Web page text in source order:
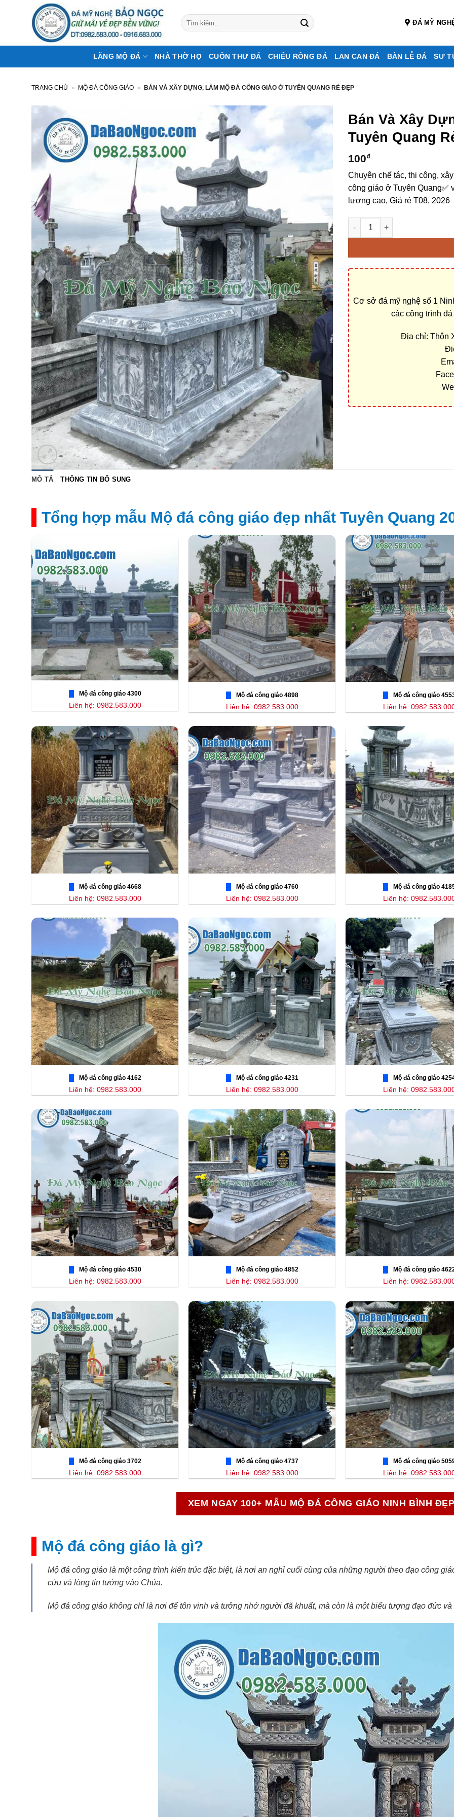
dung
Tìm
kiếm:
ĐÁ MỸ
LĂNG MỘ ĐÁ NHÀ THỜ HỌ CUỐN THƯ ĐÁ CHIẾU RỒNG ĐÁ LAN CAN ĐÁ BÀN LỄ ĐÁ SƯ
TRANG CHỦ » MỘ ĐÁ CÔNG GIÁO » BÁN VÀ XÂY DỰNG, LÀM MỘ ĐÁ CÔNG GIÁO Ở TUYÊN QUANG RẺ ĐẸP
Bán Và Xây
Tuyên Quang
100₫
Chuyên chế tác, thi công,
công giáo ở Tuyên
lượng cao, Giá rẻ T08, 2026
Bán và xây dựng, làm Mộ đá
Cơ sở đá mỹ nghệ số 1
các công trình
Địa chỉ: Thôn
MÔ TẢ THÔNG TIN BỔ SUNG
Tổng hợp mẫu Mộ đá công giáo đẹp nhất Tuyên Quang
Mộ đá công giáo 4300
Liên hệ: 0982.583.000
Mộ đá công giáo 4898
Liên hệ: 0982.583.000
Mộ đá công giáo
Liên hệ:
Mộ đá công giáo 4668
Liên hệ: 0982.583.000
Mộ đá công giáo 4760
Liên hệ: 0982.583.000
Mộ đá công giáo
Liên hệ:
Mộ đá công giáo 4162
Liên hệ: 0982.583.000
Mộ đá công giáo 4231
Liên hệ: 0982.583.000
Mộ đá công giáo
Liên hệ:
Mộ đá công giáo 4530
Liên hệ: 0982.583.000
Mộ đá công giáo 4852
Liên hệ: 0982.583.000
Mộ đá công giáo
Liên hệ:
Mộ đá công giáo 3702
Liên hệ: 0982.583.000
Mộ đá công giáo 4737
Liên hệ: 0982.583.000
Mộ đá công giáo
Liên hệ:
XEM NGAY 100+ MẪU MỘ ĐÁ CÔNG GIÁO NINH BÌNH
Mộ đá công giáo là gì?
Mộ đá công giáo là một công trình kiến trúc đặc biệt, là nơi an nghỉ cuối cùng của những người theo đạo công
cửu và lòng tin tưởng vào Chúa.
Mộ đá công giáo không chỉ là nơi để tôn vinh và tưởng nhớ người đã khuất, mà còn là một biểu tượng đạo đức